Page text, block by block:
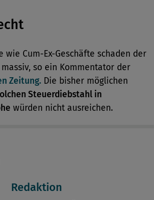
wie Cum-Ex-Geschäfte schaden der
so ein Kommentator der
Zeitung. Die bisher möglichen
Steuerdiebstahl in
würden nicht ausreichen.
Redaktion